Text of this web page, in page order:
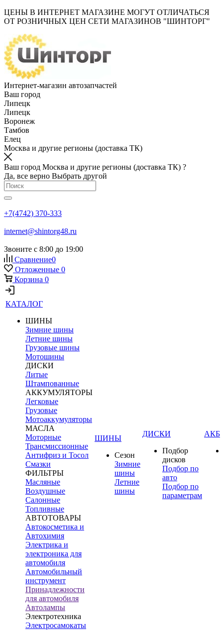
ЦЕНЫ В ИНТЕРНЕТ МАГАЗИНЕ МОГУТ ОТЛИЧАТЬСЯ
ОТ РОЗНИЧНЫХ ЦЕН СЕТИ МАГАЗИНОВ "ШИНТОРГ"
Интернет-магазин автозапчастей
Ваш город
Липецк
Липецк
Воронеж
Тамбов
Елец
Москва и другие регионы (доставка ТК)
Ваш город Москва и другие регионы (доставка ТК) ?
Да, все верно Выбрать другой
+7(4742) 370-333
internet@shintorg48.ru
Звоните с 8:00 до 19:00
Сравнение0
Отложенные 0
Корзина 0
КАТАЛОГ
ШИНЫ
Зимние шины
Летние шины
Грузовые шины
Мотошины
ДИСКИ
Литые
Штампованные
АККУМУЛЯТОРЫ
Легковые
Грузовые
Мотоаккумуляторы
МАСЛА
Моторные
Трансмиссионные
Антифриз и Тосол
Смазки
ФИЛЬТРЫ
Масляные
Воздушные
Салонные
Топливные
АВТОТОВАРЫ
Автокосметика и
Автохимия
Электрика и
электроника для
автомобиля
Автомобильный
инструмент
Принадлежности
для автомобиля
Автолампы
Электротехника
Электросамокаты
ШИНЫ
Сезон
Зимние
шины
Летние
шины
ДИСКИ
Подбор
дисков
Подбор по
авто
Подбор по
параметрам
АКБ